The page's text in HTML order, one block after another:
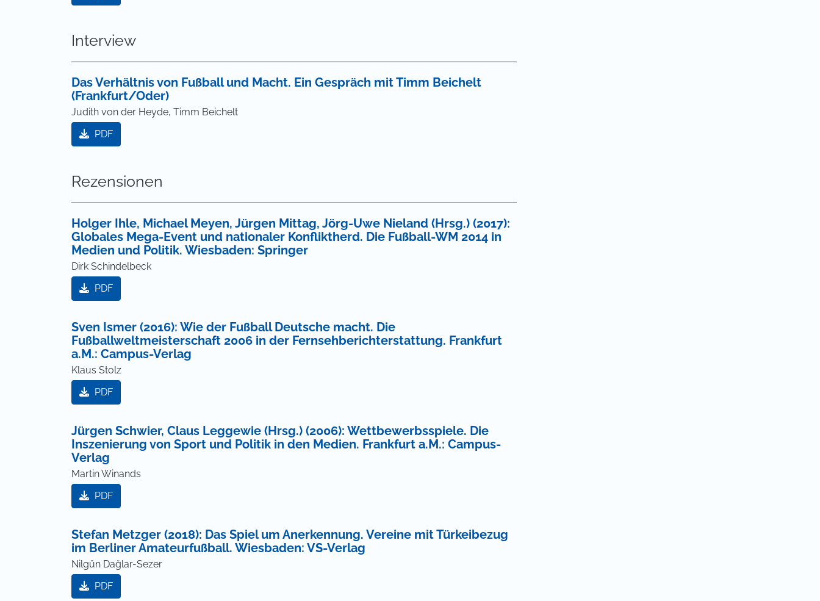
Interview
Das Verhältnis von Fußball und Macht. Ein Gespräch mit Timm Beichelt
(Frankfurt/Oder)
Judith von der Heyde, Timm Beichelt
PDF
Rezensionen
Holger Ihle, Michael Meyen, Jürgen Mittag, Jörg-Uwe Nieland (Hrsg.) (2017):
Globales Mega-Event und nationaler Konfliktherd. Die Fußball-WM 2014 in
Medien und Politik. Wiesbaden: Springer
Dirk Schindelbeck
PDF
Sven Ismer (2016): Wie der Fußball Deutsche macht. Die
Fußballweltmeisterschaft 2006 in der Fernsehberichterstattung. Frankfurt
a.M.: Campus-Verlag
Klaus Stolz
PDF
Jürgen Schwier, Claus Leggewie (Hrsg.) (2006): Wettbewerbsspiele. Die
Inszenierung von Sport und Politik in den Medien. Frankfurt a.M.: Campus-
Verlag
Martin Winands
PDF
Stefan Metzger (2018): Das Spiel um Anerkennung. Vereine mit Türkeibezug
im Berliner Amateurfußball. Wiesbaden: VS-Verlag
Nilgün Dağlar-Sezer
PDF